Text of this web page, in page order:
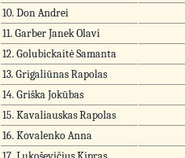
10. Don Andrei
11. Garber Janek Olavi
12. Golubickaitė Samanta
13. Grigaliūnas Rapolas
14. Griška Jokūbas
15. Kavaliauskas Rapolas
16. Kovalenko Anna